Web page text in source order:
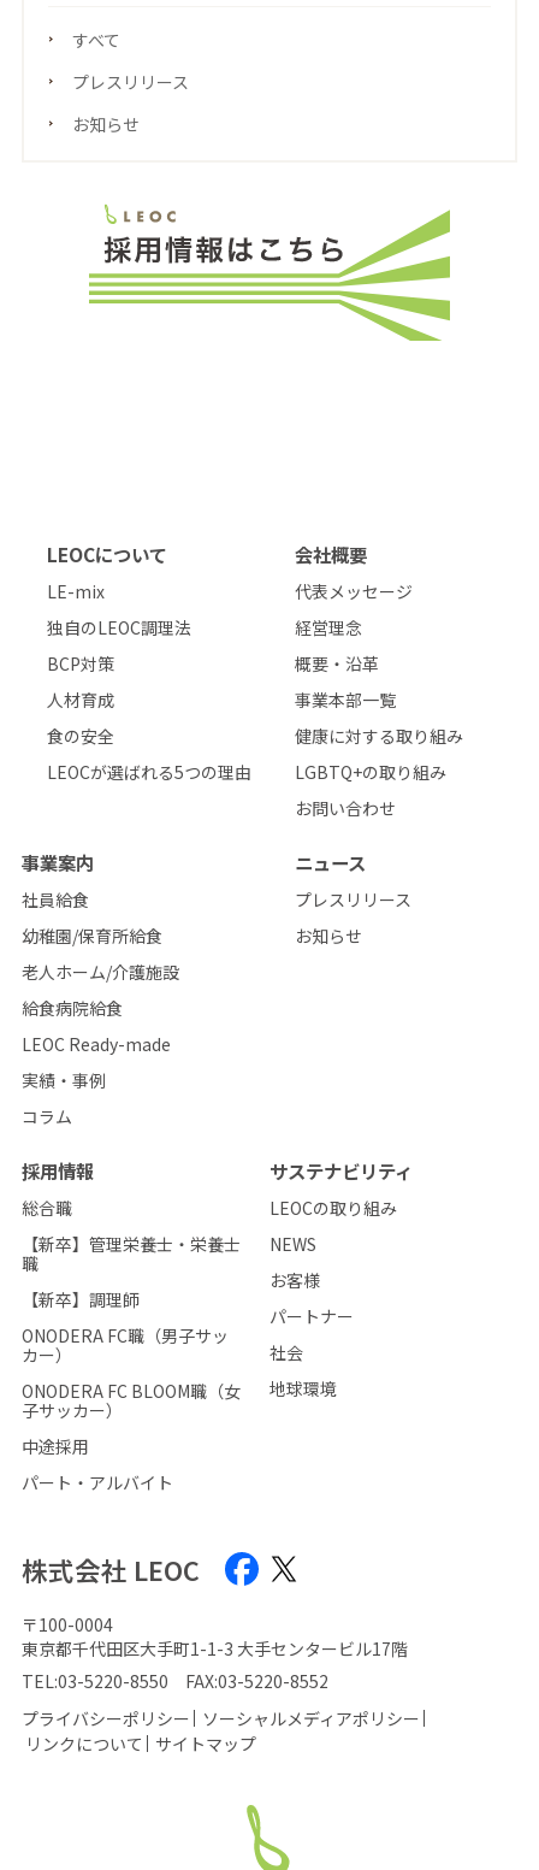
すべて
プレスリリース
お知らせ
LEOCについて
LE-mix
独自のLEOC調理法
BCP対策
人材育成
食の安全
LEOCが選ばれる5つの理由
会社概要
代表メッセージ
経営理念
概要・沿革
事業本部一覧
健康に対する取り組み
LGBTQ+の取り組み
お問い合わせ
事業案内
社員給食
幼稚園/保育所給食
老人ホーム/介護施設
給食病院給食
LEOC Ready-made
実績・事例
コラム
ニュース
プレスリリース
お知らせ
採用情報
総合職
【新卒】管理栄養士・栄養士
職
【新卒】調理師
ONODERA FC職（男子サッ
カー）
ONODERA FC BLOOM職（女
子サッカー）
中途採用
パート・アルバイト
サステナビリティ
LEOCの取り組み
NEWS
お客様
パートナー
社会
地球環境
株式会社 LEOC
〒100-0004
東京都千代田区大手町1-1-3 大手センタービル17階
TEL:03-5220-8550 FAX:03-5220-8552
プライバシーポリシー
ソーシャルメディアポリシー
リンクについて
サイトマップ